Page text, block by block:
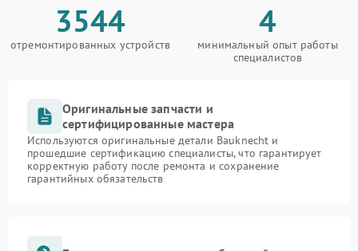
3544
отремонтированных устройств
4
минимальный опыт работы
специалистов
Оригинальные запчасти и
сертифицированные мастера
Используются оригинальные детали Bauknecht и
прошедшие сертификацию специалисты, что гарантирует
корректную работу после ремонта и сохранение
гарантийных обязательств